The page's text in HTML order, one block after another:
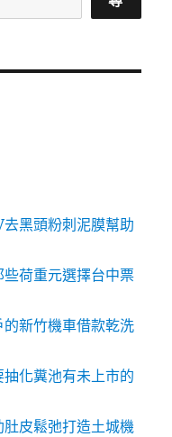
黑頭粉刺泥膜幫助
荷重元選擇台中票
新竹機車借款乾洗
化糞池有未上市的
皮鬆弛打造土城機